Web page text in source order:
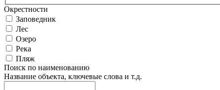
Окрестности
Заповедник
Лес
Озеро
Река
Пляж
Поиск по наименованию
Название объекта, ключевые слова и т.д.